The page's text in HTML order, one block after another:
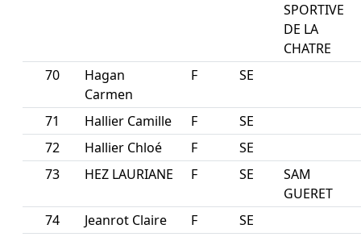
SPORTIVE
DE LA
CHATRE
70
Hagan
Carmen
F SE
71 Hallier Camille F
SE
72
Hallier Chloé F
SE
73
HEZ LAURIANE F SE
SAM
GUERET
74
Jeanrot Claire F
SE